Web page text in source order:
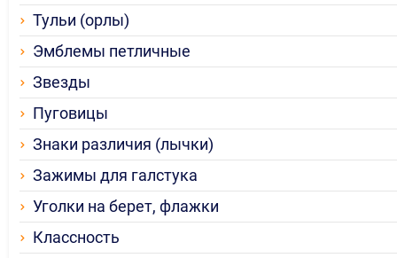
Тульи (орлы)
Эмблемы петличные
Звезды
Пуговицы
Знаки различия (лычки)
Зажимы для галстука
Уголки на берет, флажки
Классность